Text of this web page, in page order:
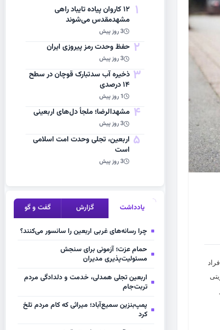
1
۱۲ کاروان پیاده تایباد راهی
مشهدمقدس می‌شوند
3 روز پیش
2 حفظ وحدت رمز پیروزی ایران
3 روز پیش
3 ذخیره آب سدتبارک قوچان در سطح
۱۴ درصدی
1 روز پیش
4 مشهد‌الرضا؛ ملجأ دل‌های اربعینی
3 روز پیش
5 اربعین، تجلی وحدت امت اسلامی
است
3 روز پیش
یادداشت گزارش گفت و گو
چرا رسانه‌های غربی اربعین را سانسور می‌کنند؟
حمام عزت؛ آزمونی برای سنجش
مسئولیت‌پذیری مدیران
اربعین تجلی همدلی، خدمت و دلدادگی مردم
تربت‌جام
پمپ‌بنزین سمیع‌آباد؛ میراثی که کام مردم تلخ
کرد